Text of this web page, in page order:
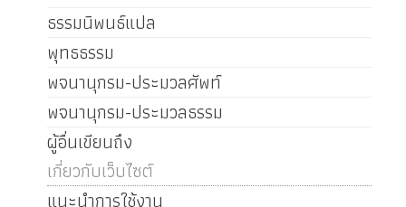
ธรรมนิพนธ์แปล
พุทธธรรม
พจนานุกรม-ประมวลศัพท์
พจนานุกรม-ประมวลธรรม
ผู้อื่นเขียนถึง
เกี่ยวกับเว็บไซต์
แนะนำการใช้งาน